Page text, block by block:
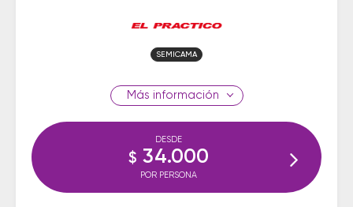
SEMICAMA
información
DESDE
$ 34.000
POR PERSONA